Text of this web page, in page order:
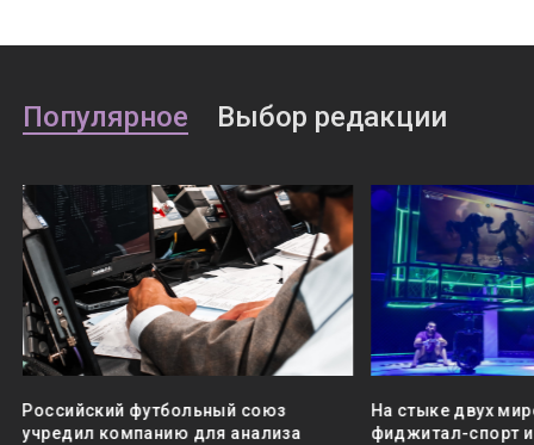
Популярное Выбор редакции
Российский футбольный союз
учредил компанию для анализа
На стыке двух
фиджитал-спорт